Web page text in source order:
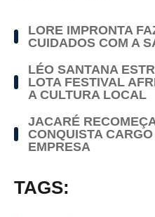
LORE IMPRONTA
CUIDADOS COM A
LÉO SANTANA
LOTA FESTIVAL
A CULTURA LOCAL
JACARÉ
CONQUISTA
EMPRESA
TAGS: